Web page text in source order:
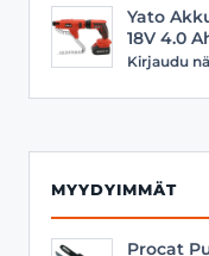
Yato
18V 4.0
Kirjaudu
MYYDYIMMÄT
Procat